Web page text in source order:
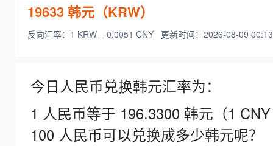
19633韩元（KRW）
反向汇率：1 KRW = 0.0051 CNY 更新时间：2026-08-09
今日人民币兑换韩元汇率为：
1 人民币等于 196.3300 韩元（1
100 人民币可以兑换成多少韩元呢？